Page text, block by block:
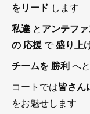
をリード します
私達 とアンテフ
の 応援 で盛り上
チームを 勝利へ
コートでは皆さん
をお魅せします